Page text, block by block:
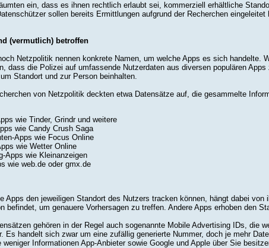
ein, dass es ihnen rechtlich erlaubt sei, kommerziell erhältliche
sollen bereits Ermittlungen aufgrund der Recherchen eingeleitet
(vermutlich) betroffen
Netzpolitik nennen konkrete Namen, um welche Apps es sich
dass die Polizei auf umfassende Nutzerdaten aus diversen populären
Standort und zur Person beinhalten.
von Netzpolitik deckten etwa Datensätze auf, die gesammelte
wie Tinder, Grindr und weitere
wie Candy Crush Saga
Apps wie Focus Online
wie Wetter Online
Apps wie Kleinanzeigen
wie web.de oder gmx.de
Apps den jeweiligen Standort des Nutzers tracken können, hängt dabei
befindet, um genauere Vorhersagen zu treffen. Andere Apps erhoben den
gehören in der Regel auch sogenannte Mobile Advertising IDs, die
Es handelt sich zwar um eine zufällig generierte Nummer, doch je mehr
weniger Informationen App-Anbieter sowie Google und Apple über Sie